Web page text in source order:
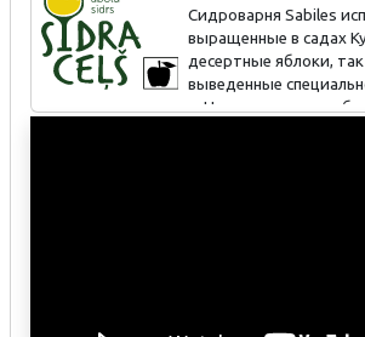
Сидроварня Sabiles
выращенные в садах
десертные яблоки,
выведенные
производства сидра. Насыщенные, но